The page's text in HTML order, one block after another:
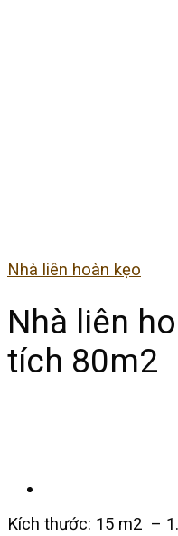
Nhà liên hoàn kẹo
Nhà liên
tích 80m2
Kích thước: 15 m2 –